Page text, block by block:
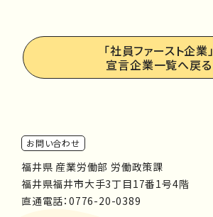
「社員ファースト企業」
宣言企業一覧へ戻る
お問い合わせ
福井県 産業労働部 労働政策課
福井県福井市大手3丁目17番1号4階
直通電話： 0776-20-0389